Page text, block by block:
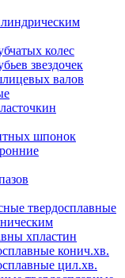
колес
звездочек
валов
шпонок
твердосплавные
хпластин
конич.хв.
цил.хв.